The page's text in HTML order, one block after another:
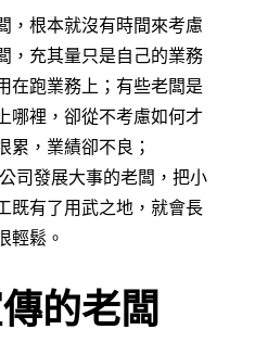
，根本就沒有時間來考慮
，充其量只是自己的業務
在跑業務上；有些老闆是
哪裡，卻從不考慮如何才
累，業績卻不良；
司發展大事的老闆，把小
既有了用武之地，就會長
輕鬆。
的老闆